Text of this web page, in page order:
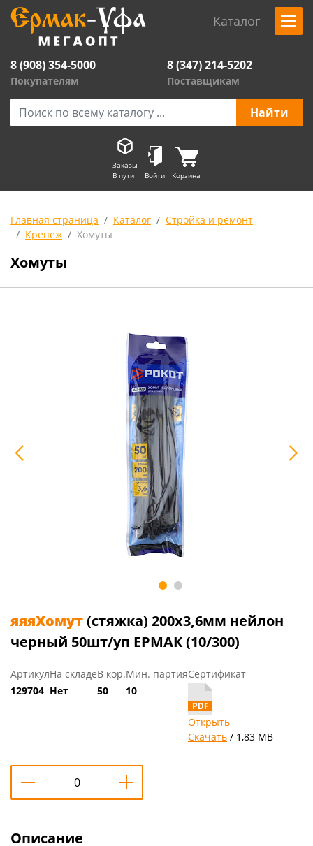
Каталог
8 (908) 354-5000
Покупателям
8 (347) 214-5202
Поставщикам
Заказы
В пути
Войти Корзина
Главная страница Каталог
Стройка и ремонт
Крепеж
Хомуты
Хомуты
яяяХомут(стяжка) 200х3,6мм нейлон
черный 50шт/уп ЕРМАК (10/300)
Артикул
129704
На складе
Нет
В кор.
50
Мин. партия
10
Сертификат
Открыть
Скачать / 1,83 MB
Описание